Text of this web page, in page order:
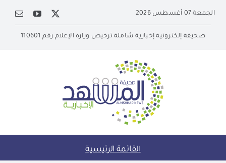
content
الجمعة 07 أغسطس 2026
صحيفة إلكترونية إخبارية شاملة ترخيص وزارة الإعلام رقم 110601
القائمة الرئيسية